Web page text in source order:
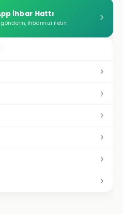
İhbar Hattı
ihbarınızı iletin